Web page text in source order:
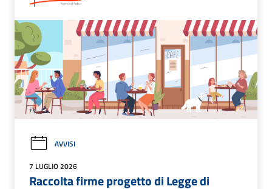
AVVISI
7 LUGLIO 2026
Raccolta firme progetto di Legge di